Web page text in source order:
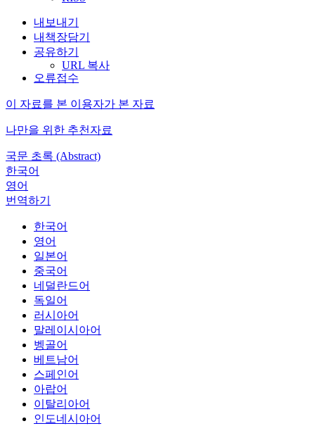
내보내기
내책장담기
공유하기
URL 복사
오류접수
이 자료를 본 이용자가 본 자료
나만을 위한 추천자료
국문 초록 (Abstract)
한국어
영어
번역하기
한국어
영어
일본어
중국어
네덜란드어
독일어
러시아어
말레이시아어
벵골어
베트남어
스페인어
아랍어
이탈리아어
인도네시아어